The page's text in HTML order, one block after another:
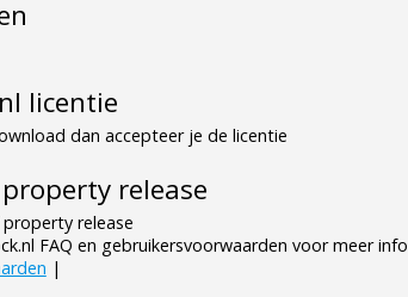
licentie
dan accepteer je de licentie
release
release
FAQ en gebruikersvoorwaarden voor meer info
|